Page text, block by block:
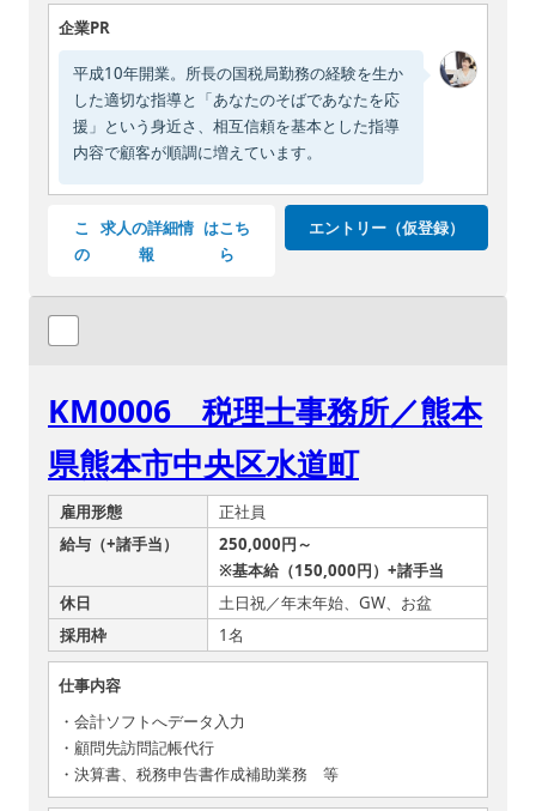
企業PR
平成10年開業。所長の国税局勤務の経験を生か
した適切な指導と「あなたのそばであなたを応
援」という身近さ、相互信頼を基本とした指導
内容で顧客が順調に増えています。
こ
の
求人の詳細情
報
はこち
ら
エントリー（仮登録）
KM0006 税理士事務所／熊本
県熊本市中央区水道町
雇用形態
正社員
給与（+諸手当）
250,000円～
※基本給（150,000円）+諸手当
休日
土日祝／年末年始、GW、お盆
採用枠
1名
仕事内容
・会計ソフトへデータ入力
・顧問先訪問記帳代行
・決算書、税務申告書作成補助業務 等